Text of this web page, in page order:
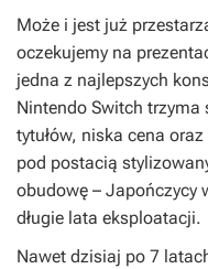
Może i jest już
oczekujemy na
jedna z najlepszych
Nintendo Switch trzyma
tytułów, niska cena
pod postacią
obudowę – Japończycy
długie lata eksploatacji.
Nawet dzisiaj po 7